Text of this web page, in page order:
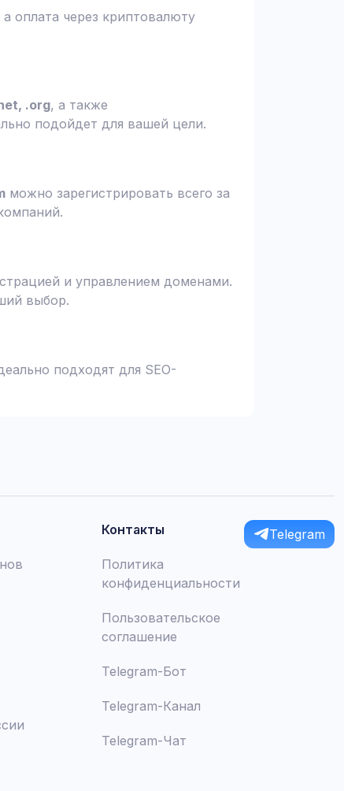
оплата через криптовалюту
.org, а также
подойдет для вашей цели.
можно зарегистрировать всего за
и управлением доменами.
выбор.
подходят для SEO-
Контакты
Политика
конфиденциальности
Пользовательское
соглашение
Telegram-Бот
Telegram-Канал
Telegram-Чат
Telegram